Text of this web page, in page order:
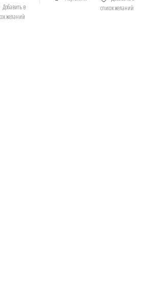
Добавить в
желаний
список желаний